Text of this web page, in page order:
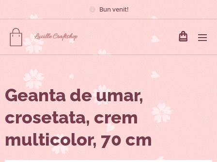
Bun venit!
LucilleCraftshop
Geanta de umar,
crosetata, crem
multicolor, 70 cm